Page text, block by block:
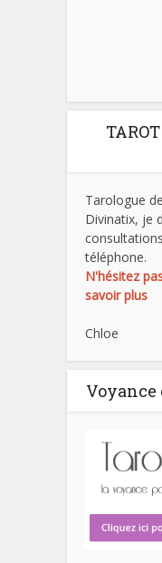
Tarologue
Divinatix, je
téléphone.
N'hésitez
savoir plus
Chloe